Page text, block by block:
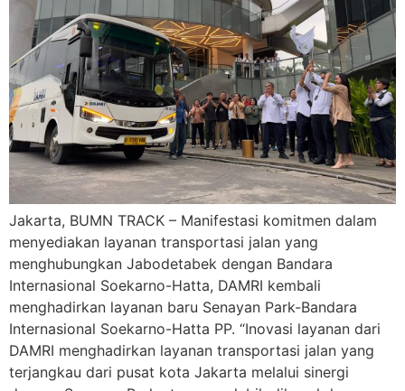
Jakarta, BUMN TRACK – Manifestasi komitmen dalam
menyediakan layanan transportasi jalan yang
menghubungkan Jabodetabek dengan Bandara
Internasional Soekarno-Hatta, DAMRI kembali
menghadirkan layanan baru Senayan Park-Bandara
Internasional Soekarno-Hatta PP. “Inovasi layanan dari
DAMRI menghadirkan layanan transportasi jalan yang
terjangkau dari pusat kota Jakarta melalui sinergi